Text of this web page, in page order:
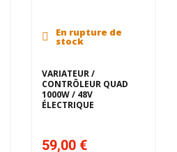
En rupture de
stock
VARIATEUR /
CONTRÔLEUR QUAD
1000W / 48V
ÉLECTRIQUE
59,00 €